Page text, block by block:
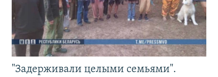
"Задерживали целыми семьями".